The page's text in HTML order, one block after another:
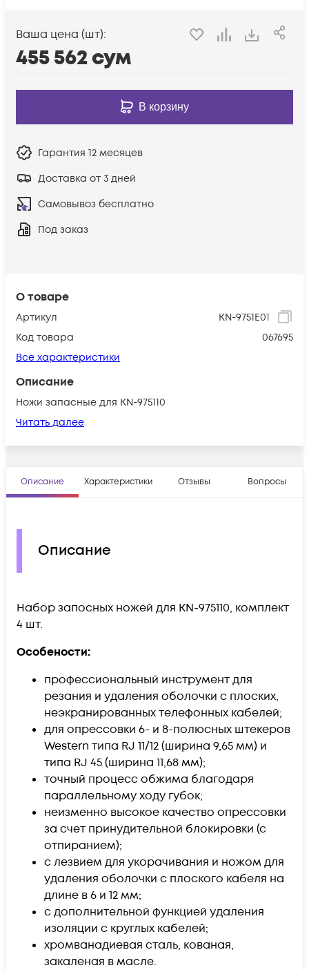
О товаре
Артикул
KN-9751E01
Код товара
067695
Все характеристики
Описание
Ножи запасные для KN-975110
Читать далее
Ваша цена (шт):
455 562сум
В корзину
Гарантия 12 месяцев
Доставка от 3 дней
Самовывоз бесплатно
Под заказ
Описание Характеристики Отзывы Вопросы
Описание
Набор запосных ножей для KN-975110, комплект
4 шт.
Особености:
профессиональный инструмент для
резания и удаления оболочки с плоских,
неэкранированных телефонных кабелей;
для опрессовки 6- и 8-полюсных штекеров
Western типа RJ 11/12 (ширина 9,65 мм) и
типа RJ 45 (ширина 11,68 мм);
точный процесс обжима благодаря
параллельному ходу губок;
неизменно высокое качество опрессовки
за счет принудительной блокировки (с
отпиранием);
с лезвием для укорачивания и ножом для
удаления оболочки с плоского кабеля на
длине в 6 и 12 мм;
с дополнительной функцией удаления
изоляции с круглых кабелей;
хромванадиевая сталь, кованая,
закаленая в масле.